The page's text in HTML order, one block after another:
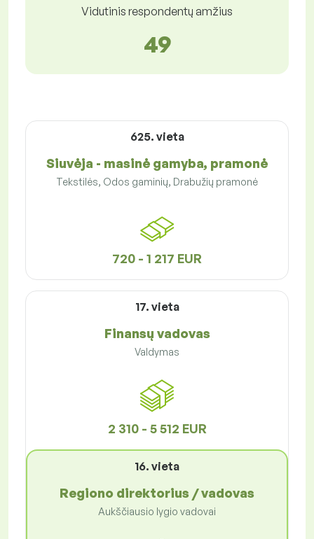
Vidutinis respondentų amžius
49
625. vieta
Siuvėja - masinė gamyba, pramonė
Tekstilės, Odos gaminių, Drabužių pramonė
720 - 1 217 EUR
17. vieta
Finansų vadovas
Valdymas
2 310 - 5 512 EUR
16. vieta
Regiono direktorius / vadovas
Aukščiausio lygio vadovai